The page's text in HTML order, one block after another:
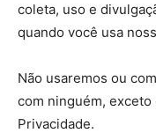
coleta, uso e
quando você usa
Não usaremos ou
com ninguém,
Privacidade.